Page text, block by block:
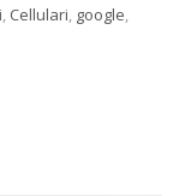
, Cellulari, google,